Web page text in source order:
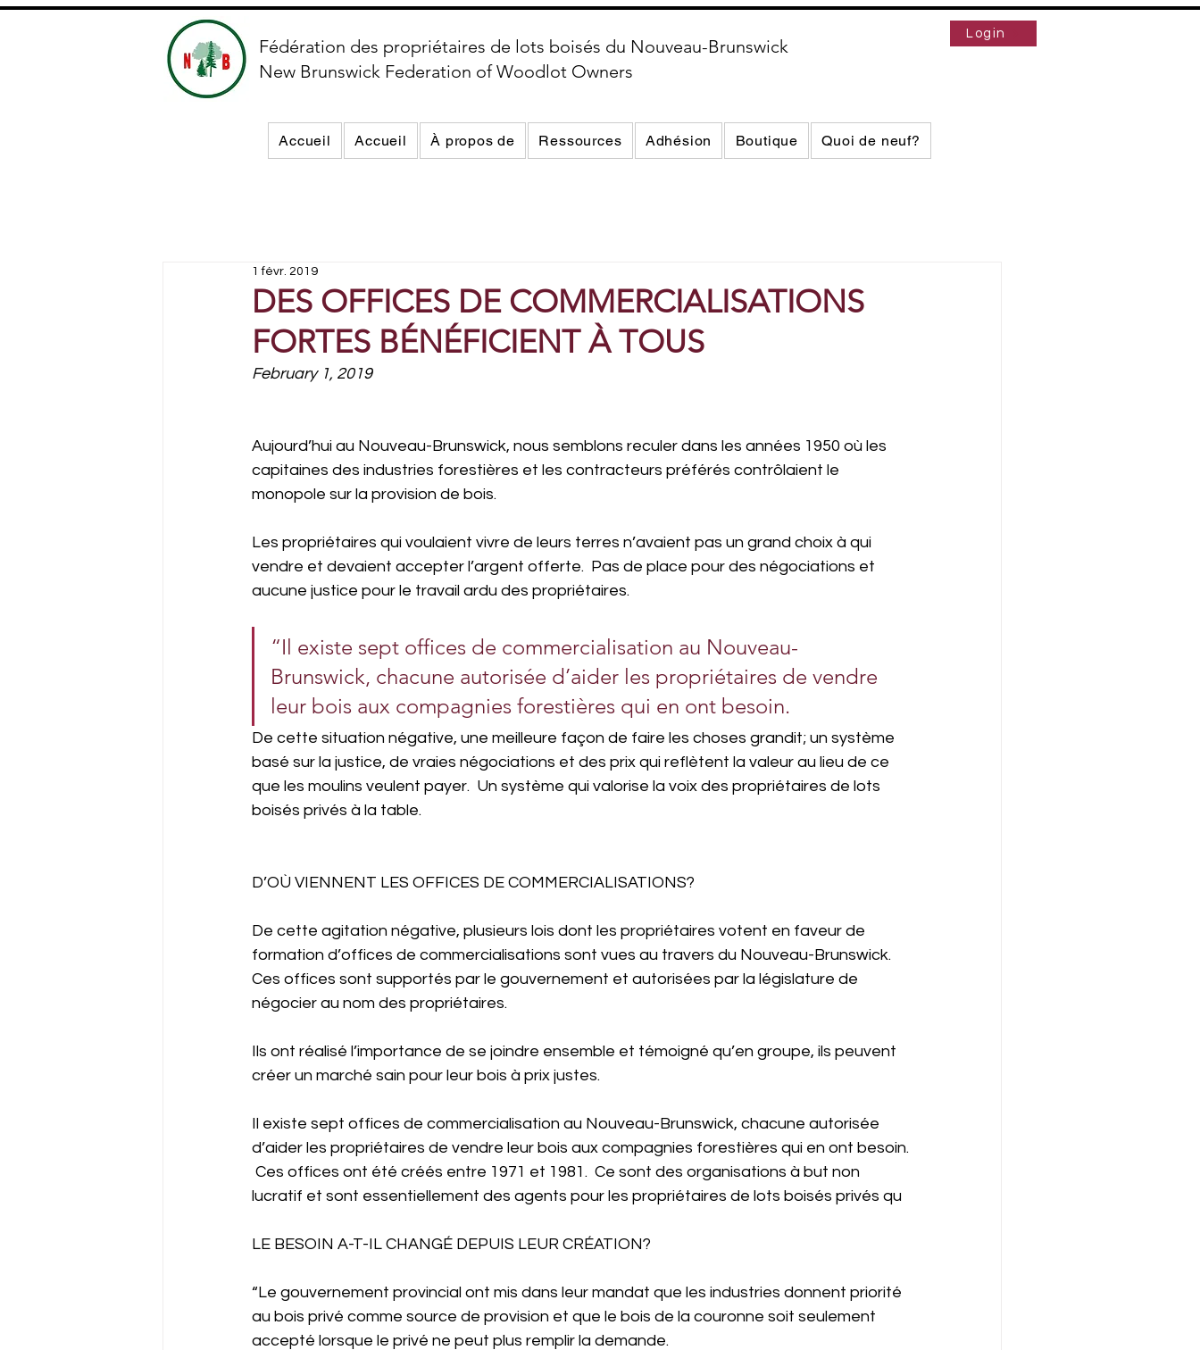
Fédération des propriétaires de lots boisés du Nouveau-Brunswick
New Brunswick Federation of Woodlot Owners
Login
Accueil Accueil À propos de Ressources Adhésion Boutique Quoi de neuf?
DES OFFICES DE COMMERCIALISATIONS
FORTES BÉNÉFICIENT À TOUS
1 févr. 2019
February 1, 2019
Aujourd’hui au Nouveau-Brunswick, nous semblons reculer dans les années 1950 où les
capitaines des industries forestières et les contracteurs préférés contrôlaient le
monopole sur la provision de bois.
Les propriétaires qui voulaient vivre de leurs terres n’avaient pas un grand choix à qui
vendre et devaient accepter l’argent offerte.  Pas de place pour des négociations et
aucune justice pour le travail ardu des propriétaires.
“Il existe sept offices de commercialisation au Nouveau-
Brunswick, chacune autorisée d’aider les propriétaires de vendre
leur bois aux compagnies forestières qui en ont besoin.
De cette situation négative, une meilleure façon de faire les choses grandit; un système
basé sur la justice, de vraies négociations et des prix qui reflètent la valeur au lieu de ce
que les moulins veulent payer.  Un système qui valorise la voix des propriétaires de lots
boisés privés à la table.
D’OÙ VIENNENT LES OFFICES DE COMMERCIALISATIONS?
De cette agitation négative, plusieurs lois dont les propriétaires votent en faveur de
formation d’offices de commercialisations sont vues au travers du Nouveau-Brunswick.
Ces offices sont supportés par le gouvernement et autorisées par la législature de
négocier au nom des propriétaires.
Ils ont réalisé l’importance de se joindre ensemble et témoigné qu’en groupe, ils peuvent
créer un marché sain pour leur bois à prix justes.
Il existe sept offices de commercialisation au Nouveau-Brunswick, chacune autorisée
d’aider les propriétaires de vendre leur bois aux compagnies forestières qui en ont besoin.
Ces offices ont été créés entre 1971 et 1981.  Ce sont des organisations à but non
lucratif et sont essentiellement des agents pour les propriétaires de lots boisés privés qu
LE BESOIN A-T-IL CHANGÉ DEPUIS LEUR CRÉATION?
“Le gouvernement provincial ont mis dans leur mandat que les industries donnent priorité
au bois privé comme source de provision et que le bois de la couronne soit seulement
accepté lorsque le privé ne peut plus remplir la demande.